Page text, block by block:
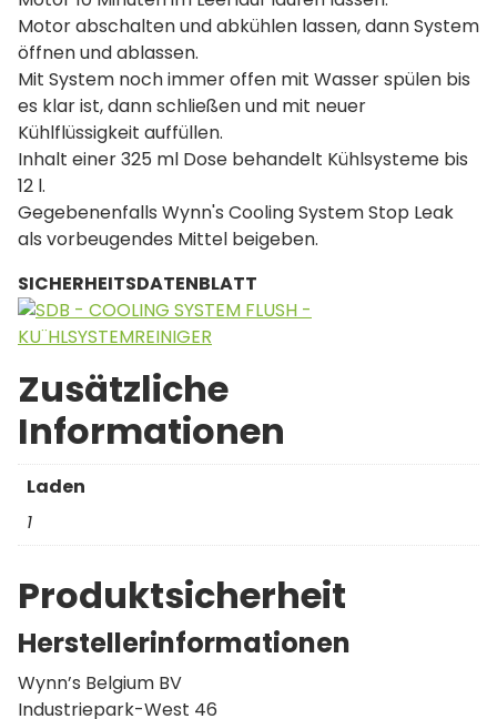
Motor abschalten und abkühlen lassen, dann System
öffnen und ablassen.
Mit System noch immer offen mit Wasser spülen bis
es klar ist, dann schließen und mit neuer
Kühlflüssigkeit auffüllen.
Inhalt einer 325 ml Dose behandelt Kühlsysteme bis
12 l.
Gegebenenfalls Wynn's Cooling System Stop Leak
als vorbeugendes Mittel beigeben.
SICHERHEITSDATENBLATT
Zusätzliche
Informationen
Laden
1
Produktsicherheit
Herstellerinformationen
Wynn’s Belgium BV
Industriepark-West 46